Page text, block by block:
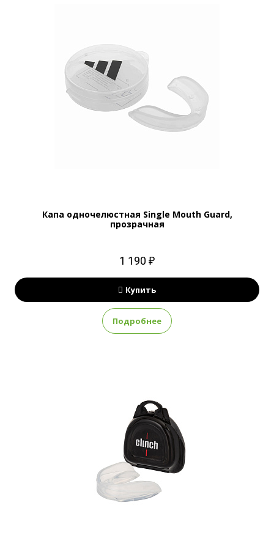
Капа одночелюстная Single Mouth Guard,
прозрачная
1 190 ₽
Купить
Подробнее